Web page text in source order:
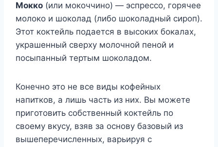
Мокко (или мокоччино) — эспрессо, горячее
молоко и шоколад (либо шоколадный сироп).
Этот коктейль подается в высоких бокалах,
украшенный сверху молочной пеной и
посыпанный тертым шоколадом.
Конечно это не все виды кофейных
напитков, а лишь часть из них. Вы можете
приготовить собcтвенный коктейль по
своему вкусу, взяв за основу базовый из
вышеперечисленных, варьируя с